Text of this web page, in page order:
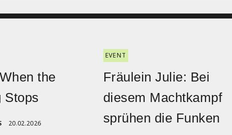
the
Stops
20.02.2026
EVENT
Fräulein Julie: Bei
diesem Machtkampf
sprühen die Funken